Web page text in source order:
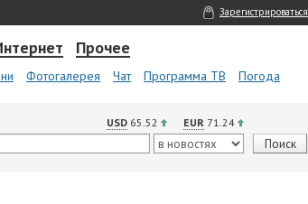
Зарегистрироваться
Прочее
Фотогалерея Чат Программа ТВ Погода
USD 65.52 EUR 71.24